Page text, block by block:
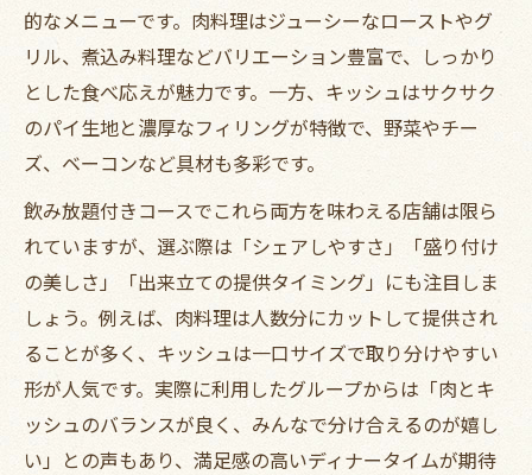
的なメニューです。肉料理はジューシーなローストやグ
リル、煮込み料理などバリエーション豊富で、しっかり
とした食べ応えが魅力です。一方、キッシュはサクサク
のパイ生地と濃厚なフィリングが特徴で、野菜やチー
ズ、ベーコンなど具材も多彩です。
飲み放題付きコースでこれら両方を味わえる店舗は限ら
れていますが、選ぶ際は「シェアしやすさ」「盛り付け
の美しさ」「出来立ての提供タイミング」にも注目しま
しょう。例えば、肉料理は人数分にカットして提供され
ることが多く、キッシュは一口サイズで取り分けやすい
形が人気です。実際に利用したグループからは「肉とキ
ッシュのバランスが良く、みんなで分け合えるのが嬉し
い」との声もあり、満足感の高いディナータイムが期待